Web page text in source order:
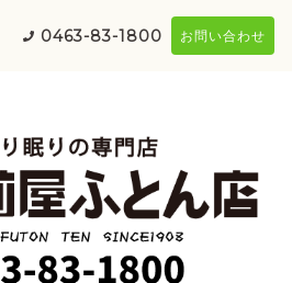
0463-83-1800 お問い合わせ